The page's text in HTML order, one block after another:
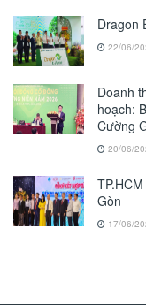
Dragon
22/06/
Doanh
hoạch:
Cường
20/06/
Gòn
17/06/